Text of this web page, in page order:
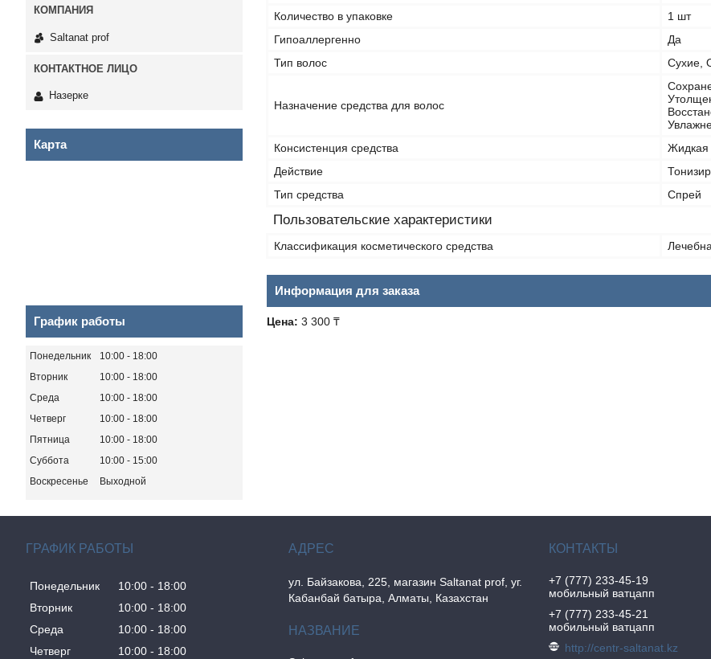
Количество в упаковке
1 шт
Гипоаллергенно
Да
Тип волос
Сухие,
Назначение средства для волос
Консистенция средства
Жидкая
Действие
Тип средства
Спрей
Пользовательские характеристики
Классификация косметического средства
Информация для заказа
Цена: 3 300 ₸
Saltanat prof
Назерке
Карта
График работы
Понедельник 10:00
18:00
Вторник
10:00
18:00
Среда
10:00
18:00
Четверг
10:00
18:00
Пятница
10:00
18:00
Суббота
10:00
15:00
Воскресенье
Выходной
ГРАФИК РАБОТЫ
Понедельник 10:00
18:00
Вторник
10:00
18:00
Среда
10:00
18:00
Четверг
10:00 18:00
ул. Байзакова, 225, магазин Saltanat prof, уг.
Кабанбай батыра, Алматы, Казахстан
+7 (777) 233-45-19
мобильный ватцапп
+7 (777) 233-45-21
мобильный ватцапп
http://centr-saltanat.kz